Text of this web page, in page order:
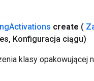
Activations create (
, Konfiguracja ciągu)
klasy opakowującej